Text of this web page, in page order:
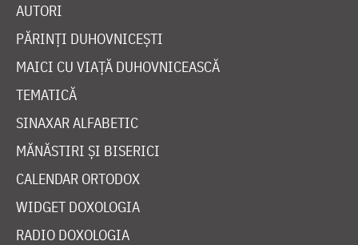
AUTORI
PĂRINȚI DUHOVNICEȘTI
MAICI CU VIAȚĂ DUHOVNICEASCĂ
TEMATICĂ
SINAXAR ALFABETIC
MĂNĂSTIRI ȘI BISERICI
CALENDAR ORTODOX
WIDGET DOXOLOGIA
RADIO DOXOLOGIA